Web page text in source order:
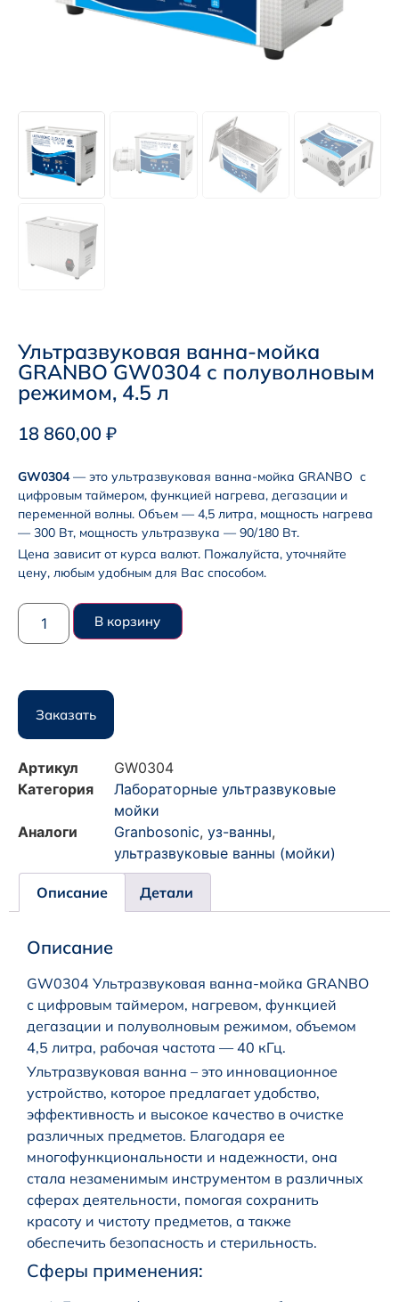
Ультразвуковая ванна-мойка
GRANBO GW0304 с полуволновым
режимом, 4.5 л
18 860,00 ₽
GW0304— это ультразвуковая ванна-мойка GRANBO с
цифровым таймером, функцией нагрева, дегазации и
переменной волны. Объем — 4,5 литра, мощность нагрева
— 300 Вт, мощность ультразвука — 90/180 Вт.
Цена зависит от курса валют. Пожалуйста, уточняйте
цену, любым удобным для Вас способом.
В корзину
Заказать
Артикул
GW0304
Категория
Лабораторные ультразвуковые
мойки
Аналоги
Granbosonic, уз-ванны,
ультразвуковые ванны (мойки)
Описание Детали
Описание
GW0304 Ультразвуковая ванна-мойка GRANBO
с цифровым таймером, нагревом, функцией
дегазации и полуволновым режимом, объемом
4,5 литра, рабочая частота — 40 кГц.
Ультразвуковая ванна – это инновационное
устройство, которое предлагает удобство,
эффективность и высокое качество в очистке
различных предметов. Благодаря ее
многофункциональности и надежности, она
стала незаменимым инструментом в различных
сферах деятельности, помогая сохранить
красоту и чистоту предметов, а также
обеспечить безопасность и стерильность.
Сферы применения: